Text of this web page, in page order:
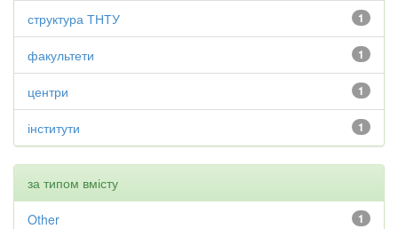
1
структура ТНТУ
1
факультети
1
центри
1
інститути
за типом вмісту
1
Other